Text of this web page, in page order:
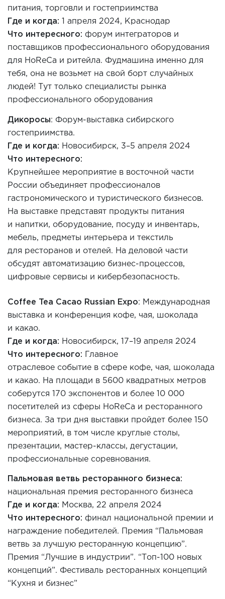
питания, торговли и гостеприимства
Где и когда: 1 апреля 2024, Краснодар
Что интересного: форум интеграторов и
поставщиков профессионального оборудования
для HoReCa и ритейла. Фудмашина именно для
тебя, она не возьмет на свой борт случайных
людей! Тут только специалисты рынка
профессионального оборудования
Дикоросы: Форум-выставка сибирского
гостеприимства.
Где и когда: Новосибирск, 3–5 апреля 2024
Что интересного:
Крупнейшее мероприятие в восточной части
России объединяет профессионалов
гастрономического и туристического бизнесов.
На выставке представят продукты питания
и напитки, оборудование, посуду и инвентарь,
мебель, предметы интерьера и текстиль
для ресторанов и отелей. На деловой части
обсудят автоматизацию бизнес-процессов,
цифровые сервисы и кибербезопасность.
Coffee Tea Cacao Russian Expo: Международная
выставка и конференция кофе, чая, шоколада
и какао.
Где и когда: Новосибирск, 17–19 апреля 2024
Что интересного: Главное
отраслевое событие в сфере кофе, чая, шоколада
и какао. На площади в 5600 квадратных метров
соберутся 170 экспонентов и более 10 000
посетителей из сферы HoReCa и ресторанного
бизнеса. За три дня выставки пройдет более 150
мероприятий, в том числе круглые столы,
презентации, мастер-классы, дегустации,
профессиональные соревнования.
Пальмовая ветвь ресторанного бизнеса:
национальная премия ресторанного бизнеса
Где и когда: Москва, 22 апреля 2024
Что интересного: финал национальной премии и
награждение победителей. Премия “Пальмовая
ветвь за лучшую ресторанную концепцию”.
Премия “Лучшие в индустрии”. “Топ-100 новых
концепций”. Фестиваль ресторанных концепций
“Кухня и бизнес”